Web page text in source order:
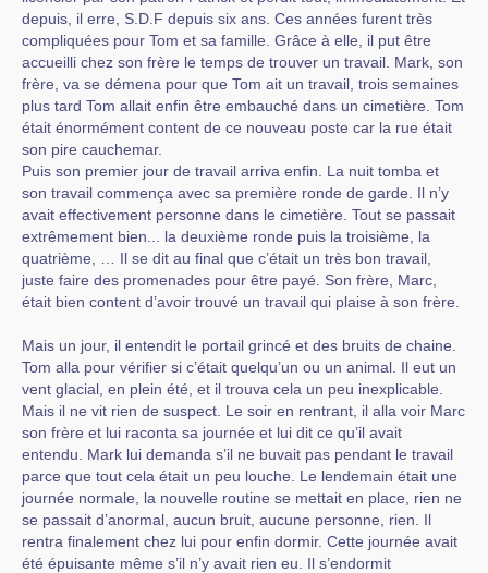
depuis, il erre, S.D.F depuis six ans. Ces années furent très
compliquées pour Tom et sa famille. Grâce à elle, il put être
accueilli chez son frère le temps de trouver un travail. Mark, son
frère, va se démena pour que Tom ait un travail, trois semaines
plus tard Tom allait enfin être embauché dans un cimetière. Tom
était énormément content de ce nouveau poste car la rue était
son pire cauchemar.
Puis son premier jour de travail arriva enfin. La nuit tomba et
son travail commença avec sa première ronde de garde. Il n’y
avait effectivement personne dans le cimetière. Tout se passait
extrêmement bien... la deuxième ronde puis la troisième, la
quatrième, … Il se dit au final que c’était un très bon travail,
juste faire des promenades pour être payé. Son frère, Marc,
était bien content d’avoir trouvé un travail qui plaise à son frère.
Mais un jour, il entendit le portail grincé et des bruits de chaine.
Tom alla pour vérifier si c’était quelqu’un ou un animal. Il eut un
vent glacial, en plein été, et il trouva cela un peu inexplicable.
Mais il ne vit rien de suspect. Le soir en rentrant, il alla voir Marc
son frère et lui raconta sa journée et lui dit ce qu’il avait
entendu. Mark lui demanda s’il ne buvait pas pendant le travail
parce que tout cela était un peu louche. Le lendemain était une
journée normale, la nouvelle routine se mettait en place, rien ne
se passait d’anormal, aucun bruit, aucune personne, rien. Il
rentra finalement chez lui pour enfin dormir. Cette journée avait
été épuisante même s’il n’y avait rien eu. Il s’endormit